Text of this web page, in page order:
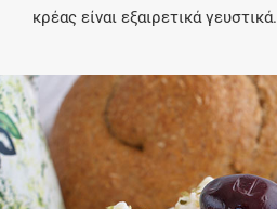
κρέας είναι εξαιρετικά γευστικά.